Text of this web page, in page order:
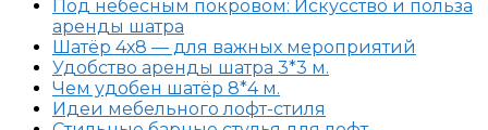
Под небесным покровом: Искусство и польза
аренды шатра
Шатёр 4х8 — для важных мероприятий
Удобство аренды шатра 3*3 м.
Чем удобен шатёр 8*4 м.
Идеи мебельного лофт-стиля